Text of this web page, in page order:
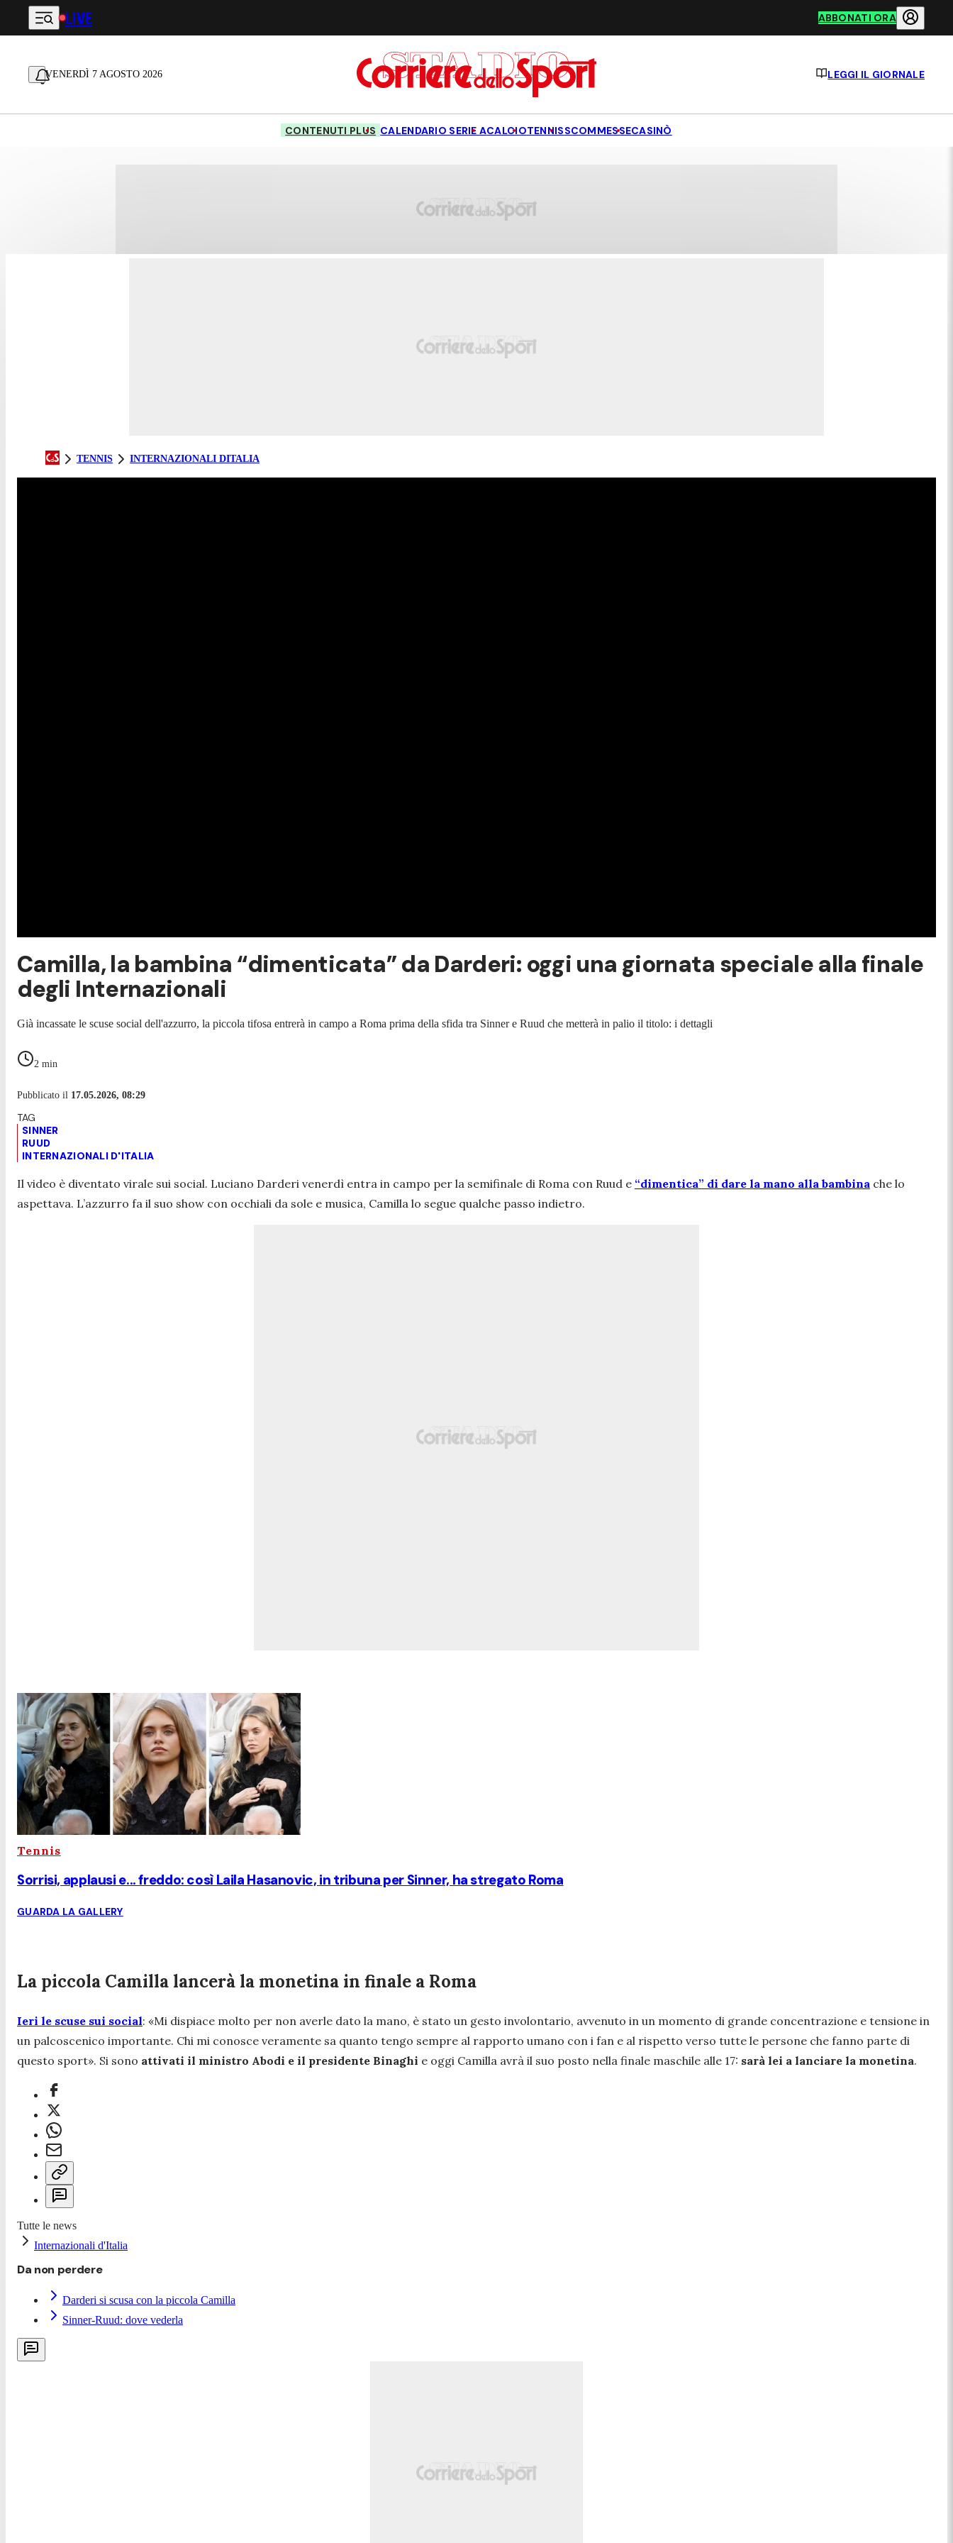
Vai al contenuto principale
LIVE ABBONATI ORA
VENERDÌ 7 AGOSTO 2026 LEGGI IL GIORNALE
CONTENUTI PLUS CALENDARIO SERIE ACALCIOTENNISSCOMMESSECASINÒ
TENNIS INTERNAZIONALI DITALIA
Camilla, la bambina “dimenticata” da Darderi: oggi una giornata speciale alla finale
degli Internazionali
Già incassate le scuse social dell'azzurro, la piccola tifosa entrerà in campo a Roma prima della sfida tra Sinner e Ruud che metterà in palio il titolo: i dettagli
2 min
Pubblicato il 17.05.2026, 08:29
SINNER
RUUD
INTERNAZIONALI D'ITALIA
Il video è diventato virale sui social. Luciano Darderi venerdì entra in campo per la semifinale di Roma con Ruud e “dimentica” di dare la mano alla bambina che lo
aspettava. L’azzurro fa il suo show con occhiali da sole e musica, Camilla lo segue qualche passo indietro.
Tennis
Sorrisi, applausi e... freddo: così Laila Hasanovic, in tribuna per Sinner, ha stregato Roma
GUARDA LA GALLERY
La piccola Camilla lancerà la monetina in finale a Roma
Ieri le scuse sui social: «Mi dispiace molto per non averle dato la mano, è stato un gesto involontario, avvenuto in un momento di grande concentrazione e tensione in
un palcoscenico importante. Chi mi conosce veramente sa quanto tengo sempre al rapporto umano con i fan e al rispetto verso tutte le persone che fanno parte di
questo sport». Si sono attivati il ministro Abodi e il presidente Binaghi e oggi Camilla avrà il suo posto nella finale maschile alle 17: sarà lei a lanciare la monetina.
Tutte le news
Internazionali d'Italia
Da non perdere
Darderi si scusa con la piccola Camilla
Sinner-Ruud: dove vederla